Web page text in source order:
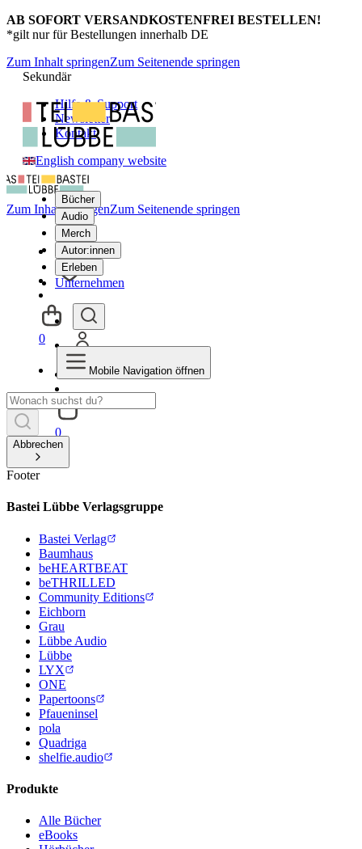
AB SOFORT VERSANDKOSTENFREI BESTELLEN!
*gilt nur für Bestellungen innerhalb DE
Zum Inhalt springenZum Seitenende springen
Sekundär
Hilfe & Support
Newsletter
Kontakt
English company website
Bücher
Audio
Merch
Autor:innen
Erleben
Unternehmen
0
Zum Inhalt springenZum Seitenende springen
0
Mobile Navigation öffnen
Abbrechen
Footer
Bastei Lübbe Verlagsgruppe
Bastei Verlag
Baumhaus
beHEARTBEAT
beTHRILLED
Community Editions
Eichborn
Grau
Lübbe Audio
Lübbe
LYX
ONE
Papertoons
Pfaueninsel
pola
Quadriga
shelfie.audio
Produkte
Alle Bücher
eBooks